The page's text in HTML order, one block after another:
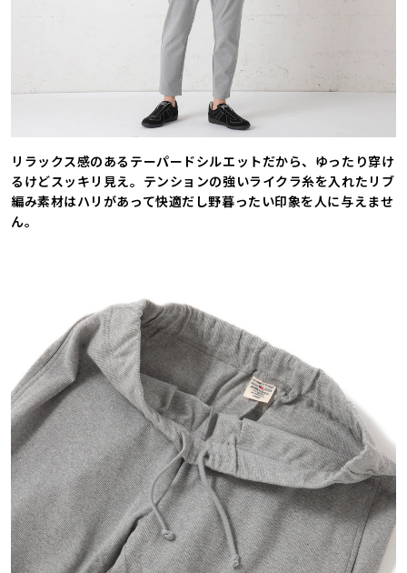
リラックス感のあるテーパードシルエットだから、ゆったり穿け
るけどスッキリ見え。テンションの強いライクラ糸を入れたリブ
編み素材はハリがあって快適だし野暮ったい印象を人に与えませ
ん。